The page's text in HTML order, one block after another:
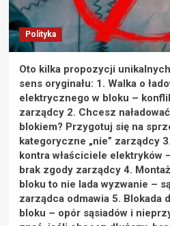
Polityka
Oto kilka propozycji
sens oryginału: 1. Walka o
elektrycznego w bloku –
zarządcy 2. Chcesz
blokiem? Przygotuj się na
kategoryczne „nie” zarządcy
kontra właściciele elektryków
brak zgody zarządcy 4.
bloku to nie lada wyzwanie –
zarządca odmawia 5. Blokada
bloku – opór sąsiadów i